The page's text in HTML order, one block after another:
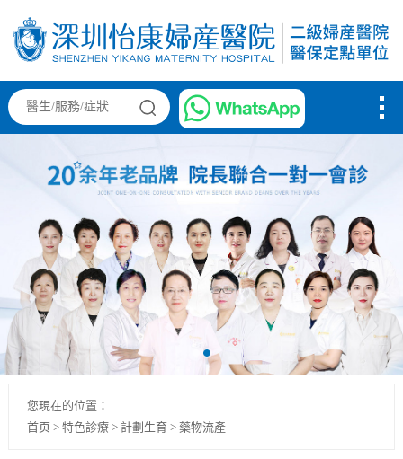
您現在的位置：
首页 > 特色診療> 計劃生育> 藥物流產